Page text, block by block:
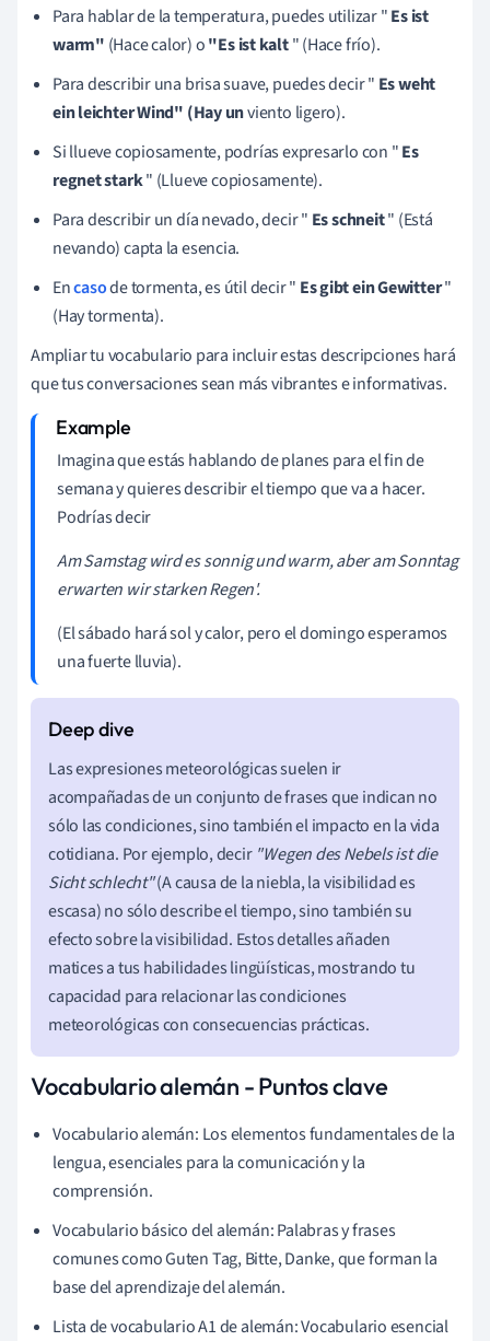
Para hablar de la temperatura, puedes utilizar "Es ist
warm" (Hace calor) o"Es ist kalt" (Hace frío).
Para describir una brisa suave, puedes decir " Es weht
ein leichter Wind" (Hay unviento ligero).
Si llueve copiosamente, podrías expresarlo con "Es
regnet stark" (Llueve copiosamente).
Para describir un día nevado, decir " Es schneit" (Está
nevando) capta la esencia.
Encasode tormenta, es útil decir " Es gibt ein Gewitter"
(Hay tormenta).
Ampliar tu vocabulario para incluir estas descripciones hará
que tus conversaciones sean más vibrantes e informativas.
Imagina que estás hablando de planes para el fin de
semana y quieres describir el tiempo que va a hacer.
Podrías decir
Am Samstag wird es sonnig und warm, aber am Sonntag
erwarten wir starken Regen'.
(El sábado hará sol y calor, pero el domingo esperamos
una fuerte lluvia).
Las expresiones meteorológicas suelen ir
acompañadas de un conjunto de frases que indican no
sólo las condiciones, sino también el impacto en la vida
cotidiana. Por ejemplo, decir "Wegen des Nebels ist die
Sicht schlecht"(A causa de la niebla, la visibilidad es
escasa) no sólo describe el tiempo, sino también su
efecto sobre la visibilidad. Estos detalles añaden
matices a tus habilidades lingüísticas, mostrando tu
capacidad para relacionar las condiciones
meteorológicas con consecuencias prácticas.
Vocabulario alemán - Puntos clave
Vocabulario alemán: Los elementos fundamentales de la
lengua, esenciales para la comunicación y la
comprensión.
Vocabulario básico del alemán: Palabras y frases
comunes como Guten Tag, Bitte, Danke, que forman la
base del aprendizaje del alemán.
Lista de vocabulario A1 de alemán: Vocabulario esencial